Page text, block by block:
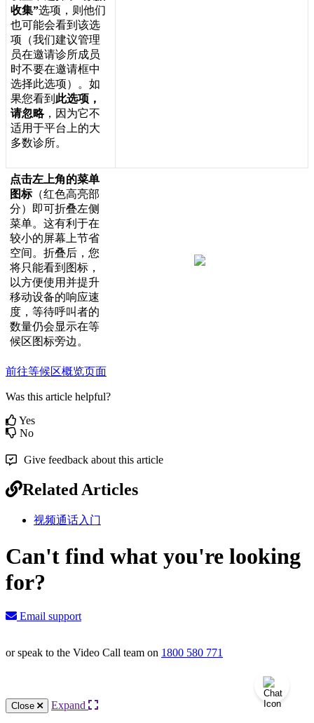
收集”选项 ， 则他们
也可能会看到该选
项 （我们建议管理
员在邀请诊所成员
时不要在邀请框中
选择此选项） 。如
果您看到 此选项 ，
请忽略， 因 为它不
适用于平台 上的大
多数诊所。
点击左 上角的菜单
图标（红色高亮部
分） 即可折叠左侧
菜单。这有利于在
较小的屏幕 上节省
空间 。折叠后 ，您
将只能看到 图标 ，
以方便使用并提升
移动设备的响应速
度 ，等待呼叫者的
数量仍会显示在等
候区图标旁边 。
前往等候区概览页面
Was this article helpful?
Yes
No
Give feedback about this article
Related Articles
视频通话入门
Can't find what you're looking
for?
Email support
or speak to the Video Call team on 1800 580 771
Close
Expand